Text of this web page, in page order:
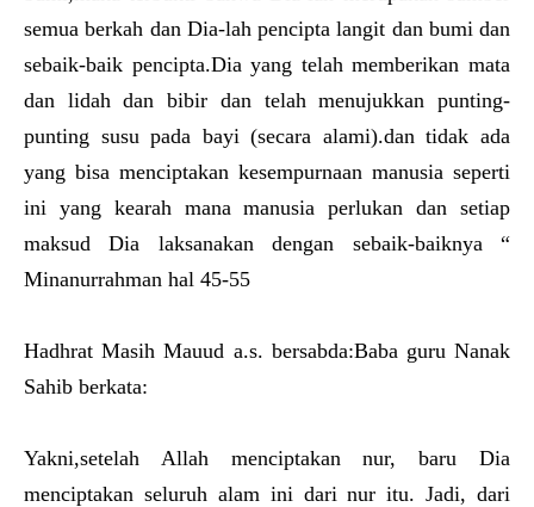
semua berkah dan Dia-lah pencipta langit dan bumi dan
sebaik-baik pencipta.Dia yang telah memberikan mata
dan lidah dan bibir dan telah menujukkan punting-
punting susu pada bayi (secara alami).dan tidak ada
yang bisa menciptakan kesempurnaan manusia seperti
ini yang kearah mana manusia perlukan dan setiap
maksud Dia laksanakan dengan sebaik-baiknya “
Minanurrahman hal 45-55
Hadhrat Masih Mauud a.s. bersabda:Baba guru Nanak
Sahib berkata:
Yakni,setelah Allah menciptakan nur, baru Dia
menciptakan seluruh alam ini dari nur itu. Jadi, dari